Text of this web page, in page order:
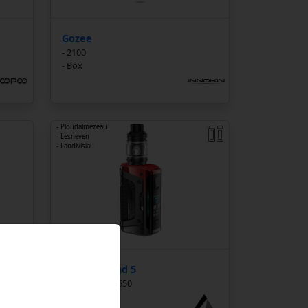
Gozee
- 2100
- Box
Aegis Legend 5
- 2 accus 2x18650
- Ploudalmezeau
- Lesneven
- Landivisiau